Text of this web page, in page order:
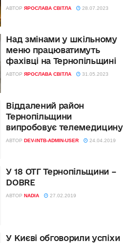
АВТОР ЯРОСЛАВА СВІТЛА 28.07.2023
Над змінами у шкільному
меню працюватимуть
фахівці на Тернопільщині
АВТОР ЯРОСЛАВА СВІТЛА 31.05.2023
Віддалений район
Тернопільщини
випробовує телемедицину
АВТОР DEV-INTB-ADMIN-USER 24.04.2019
У 18 ОТГ Тернопільщини –
DOBRE
АВТОР NADIA 27.02.2019
У Києві обговорили успіхи